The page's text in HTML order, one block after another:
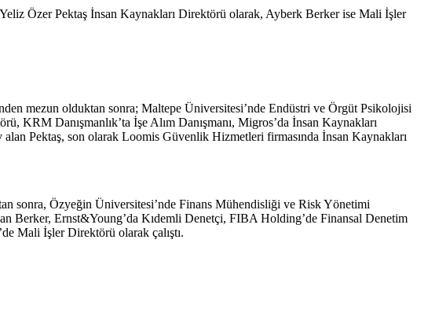
Özer Pektaş İnsan Kaynakları Direktörü olarak, Ayberk Berker ise Mali İşler
mezun olduktan sonra; Maltepe Üniversitesi’nde Endüstri ve Örgüt Psikolojisi
KRM Danışmanlık’ta İşe Alım Danışmanı, Migros’da İnsan Kaynakları
Pektaş, son olarak Loomis Güvenlik Hizmetleri firmasında İnsan Kaynakları
sonra, Özyeğin Üniversitesi’nde Finans Mühendisliği ve Risk Yönetimi
Berker, Ernst&Young’da Kıdemli Denetçi, FIBA Holding’de Finansal Denetim
Mali İşler Direktörü olarak çalıştı.